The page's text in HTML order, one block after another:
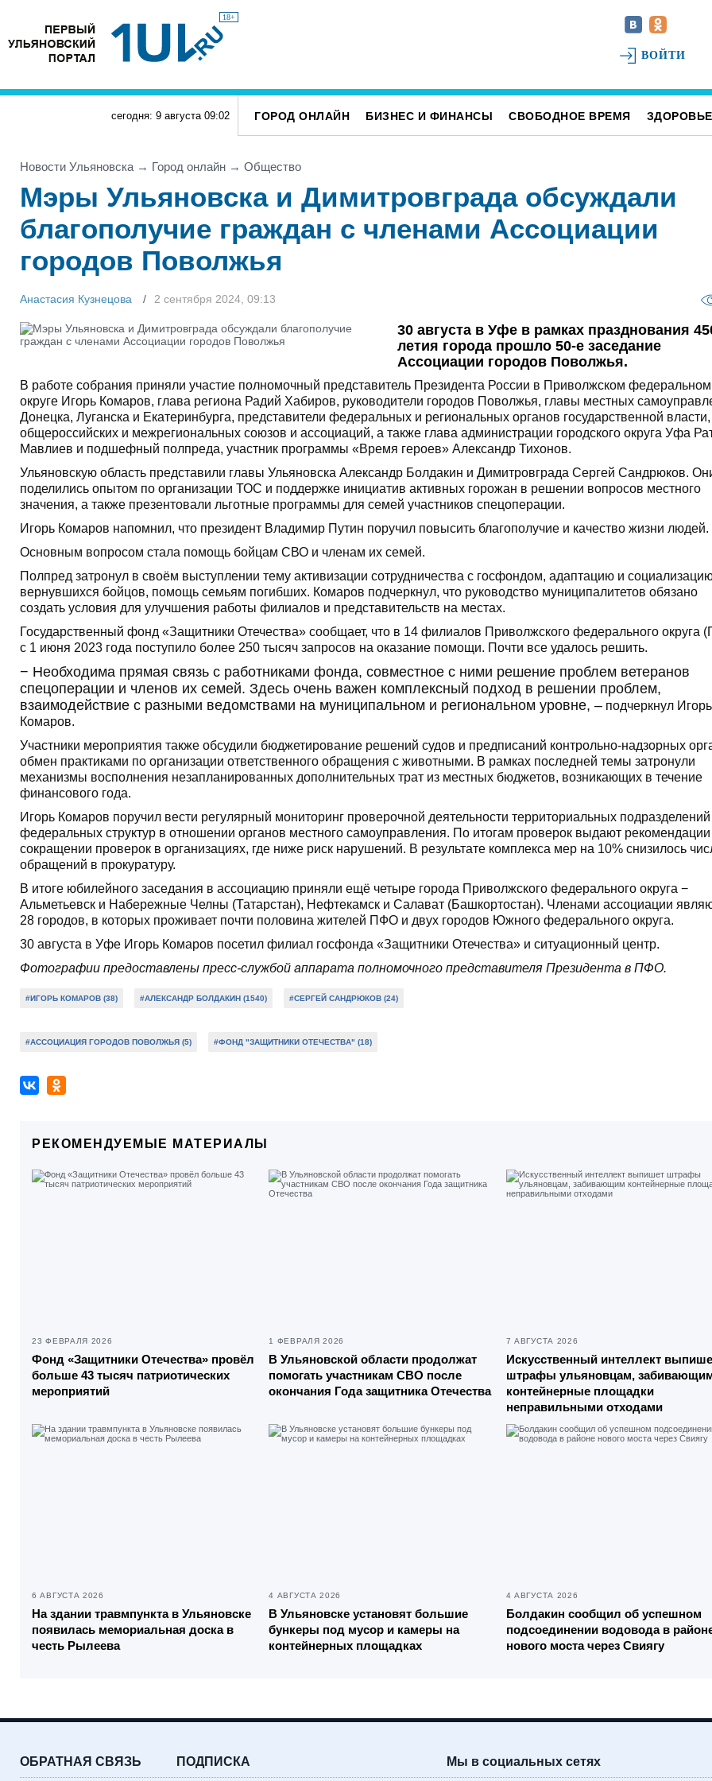
18+
ВОЙТИ
сегодня: 9 августа 09:02 ГОРОД ОНЛАЙН БИЗНЕС И ФИНАНСЫ СВОБОДНОЕ ВРЕМЯ ЗДОРОВЬЕ
Новости Ульяновска → Город онлайн → Общество
Мэры Ульяновска и Димитровграда обсуждали
благополучие граждан с членами Ассоциации
городов Поволжья
Анастасия Кузнецова 2 сентября 2024, 09:13
30 августа в Уфе в рамках празднования
летия города прошло 50-е заседание
Ассоциации городов Поволжья.
В работе собрания приняли участие полномочный представитель Президента России в Приволжском федеральном
округе Игорь Комаров, глава региона Радий Хабиров, руководители городов Поволжья, главы местных
Донецка, Луганска и Екатеринбурга, представители федеральных и региональных органов государственной власти,
общероссийских и межрегиональных союзов и ассоциаций, а также глава администрации городского округа Уфа
Мавлиев и подшефный полпреда, участник программы «Время героев» Александр Тихонов.
Ульяновскую область представили главы Ульяновска Александр Болдакин и Димитровграда Сергей Сандрюков.
поделились опытом по организации ТОС и поддержке инициатив активных горожан в решении вопросов местного
значения, а также презентовали льготные программы для семей участников спецоперации.
Игорь Комаров напомнил, что президент Владимир Путин поручил повысить благополучие и качество жизни людей.
Основным вопросом стала помощь бойцам СВО и членам их семей.
Полпред затронул в своём выступлении тему активизации сотрудничества с госфондом, адаптацию и
вернувшихся бойцов, помощь семьям погибших. Комаров подчеркнул, что руководство муниципалитетов обязано
создать условия для улучшения работы филиалов и представительств на местах.
Государственный фонд «Защитники Отечества» сообщает, что в 14 филиалов Приволжского федерального округа
с 1 июня 2023 года поступило более 250 тысяч запросов на оказание помощи. Почти все удалось решить.
− Необходима прямая связь с работниками фонда, совместное с ними решение проблем ветеранов
спецоперации и членов их семей. Здесь очень важен комплексный подход в решении проблем,
взаимодействие с разными ведомствами на муниципальном и региональном уровне, – подчеркнул Игорь
Комаров.
Участники мероприятия также обсудили бюджетирование решений судов и предписаний контрольно-надзорных
обмен практиками по организации ответственного обращения с животными. В рамках последней темы затронули
механизмы восполнения незапланированных дополнительных трат из местных бюджетов, возникающих в течение
финансового года.
Игорь Комаров поручил вести регулярный мониторинг проверочной деятельности территориальных подразделений
федеральных структур в отношении органов местного самоуправления. По итогам проверок выдают
сокращении проверок в организациях, где ниже риск нарушений. В результате комплекса мер на 10% снизилось
обращений в прокуратуру.
В итоге юбилейного заседания в ассоциацию приняли ещё четыре города Приволжского федерального округа −
Альметьевск и Набережные Челны (Татарстан), Нефтекамск и Салават (Башкортостан). Членами ассоциации
28 городов, в которых проживает почти половина жителей ПФО и двух городов Южного федерального округа.
30 августа в Уфе Игорь Комаров посетил филиал госфонда «Защитники Отечества» и ситуационный центр.
Фотографии предоставлены пресс-службой аппарата полномочного представителя Президента в ПФО.
#ИГОРЬ КОМАРОВ (38) #АЛЕКСАНДР БОЛДАКИН (1540) #СЕРГЕЙ САНДРЮКОВ (24)
#АССОЦИАЦИЯ ГОРОДОВ ПОВОЛЖЬЯ (5) #ФОНД "ЗАЩИТНИКИ ОТЕЧЕСТВА" (18)
РЕКОМЕНДУЕМЫЕ МАТЕРИАЛЫ
23 ФЕВРАЛЯ 2026
Фонд «Защитники Отечества» провёл
больше 43 тысяч патриотических
мероприятий
1 ФЕВРАЛЯ 2026
В Ульяновской области продолжат
помогать участникам СВО после
окончания Года защитника Отечества
7 АВГУСТА 2026
Искусственный интеллект
штрафы ульяновцам,
контейнерные площадки
неправильными отходами
6 АВГУСТА 2026
На здании травмпункта в Ульяновске
появилась мемориальная доска в
честь Рылеева
4 АВГУСТА 2026
В Ульяновске установят большие
бункеры под мусор и камеры на
контейнерных площадках
4 АВГУСТА 2026
Болдакин сообщил об успешном
подсоединении водовода в
нового моста через Свиягу
ОБРАТНАЯ СВЯЗЬ ПОДПИСКА Мы в социальных сетях